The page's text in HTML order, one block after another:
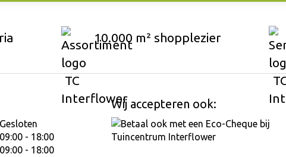
10.000 m² shopplezier
Gesloten
09:00 - 18:00
09:00 - 18:00
Wij accepteren ook: